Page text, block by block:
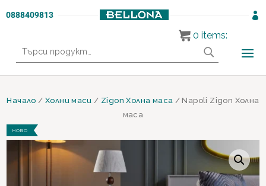
0888409813 
за:
Начало / Холни маси / Zigon Холна маса / Napoli Zigon Холна
маса
НОВО
0 items: